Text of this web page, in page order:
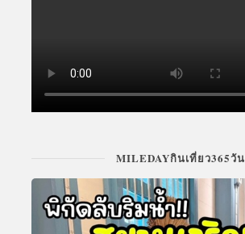
MILEDAYกินเที่ยว365วัน